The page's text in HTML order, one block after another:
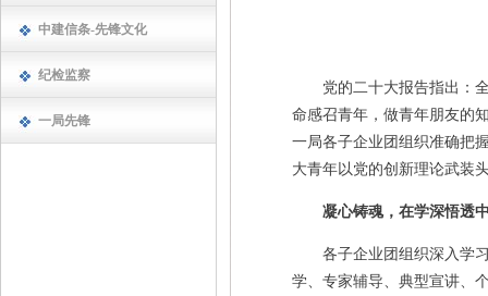
中建信条-先锋文化
纪检监察
一局先锋
党的二十大报告指出：全
命感召青年，做青年朋友的
一局各子企业团组织准确把
大青年以党的创新理论武装
凝心铸魂，在学深悟透
各子企业团组织深入学习
学、专家辅导、典型宣讲、